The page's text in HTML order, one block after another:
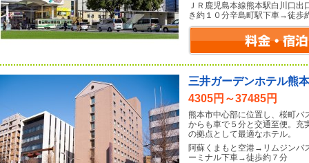
ＪＲ鹿児島本線熊本駅白川口
き約１０分辛島町駅下車→徒歩
三井ガーデンホテル熊本
4305円～37485円
熊本市中心部に位置し、桜町バ
からも車で５分と交通至便。充
の拠点として最適なホテル。
阿蘇くまもと空港→リムジンバ
ーミナル下車→徒歩約７分